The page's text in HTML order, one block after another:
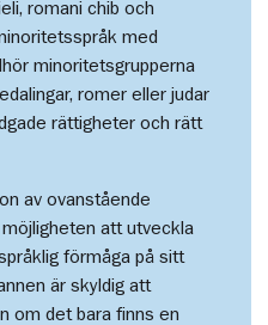
romani chib och
med
minoritetsgrupperna
romer eller judar
rättigheter och rätt
av ovanstående
att utveckla
förmåga på sitt
är skyldig att
om det bara finns en